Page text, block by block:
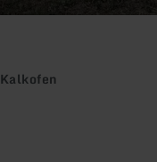
Kalkofen